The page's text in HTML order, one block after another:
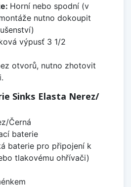
Horní nebo spodní (v
nutno dokoupit
výpusť 3 1/2
otvorů, nutno zhotovit
Sinks Elasta Nerez/
Černá
baterie
baterie pro připojení k
tlakovému ohřívači)